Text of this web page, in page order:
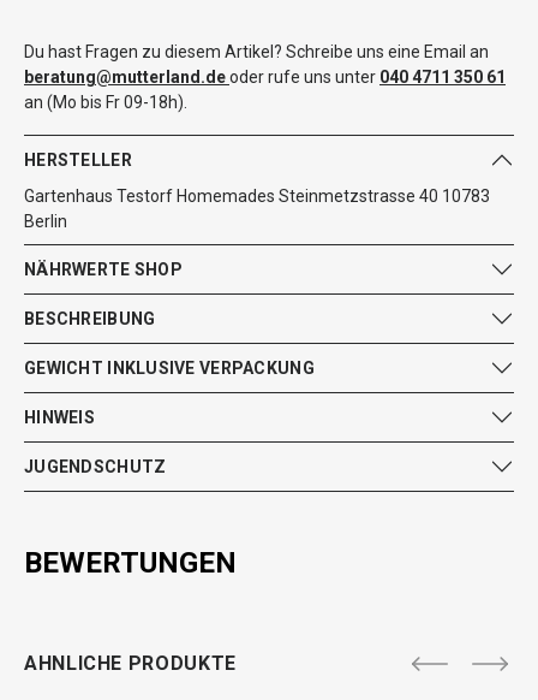
Du hast Fragen zu diesem Artikel? Schreibe uns eine Email an
beratung@mutterland.deoder rufe uns unter 040 4711 350 61
an (Mo bis Fr 09-18h).
HERSTELLER
Gartenhaus Testorf Homemades Steinmetzstrasse 40 10783
Berlin
NÄHRWERTE SHOP
BESCHREIBUNG
GEWICHT INKLUSIVE VERPACKUNG
HINWEIS
JUGENDSCHUTZ
BEWERTUNGEN
AHNLICHE PRODUKTE